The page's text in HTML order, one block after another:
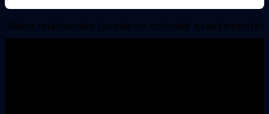
Video relacionado (puede no coincidir exactamente)